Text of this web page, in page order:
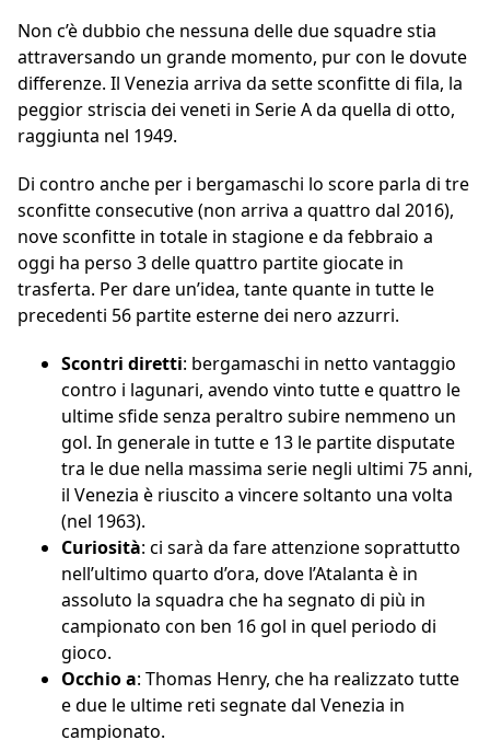
Non c’è dubbio che nessuna delle due squadre stia
attraversando un grande momento, pur con le dovute
differenze. Il Venezia arriva da sette sconfitte di fila, la
peggior striscia dei veneti in Serie A da quella di otto,
raggiunta nel 1949.
Di contro anche per i bergamaschi lo score parla di tre
sconfitte consecutive (non arriva a quattro dal 2016),
nove sconfitte in totale in stagione e da febbraio a
oggi ha perso 3 delle quattro partite giocate in
trasferta. Per dare un’idea, tante quante in tutte le
precedenti 56 partite esterne dei nero azzurri.
Scontri diretti: bergamaschi in netto vantaggio
contro i lagunari, avendo vinto tutte e quattro le
ultime sfide senza peraltro subire nemmeno un
gol. In generale in tutte e 13 le partite disputate
tra le due nella massima serie negli ultimi 75 anni,
il Venezia è riuscito a vincere soltanto una volta
(nel 1963).
Curiosità: ci sarà da fare attenzione soprattutto
nell’ultimo quarto d’ora, dove l’Atalanta è in
assoluto la squadra che ha segnato di più in
campionato con ben 16 gol in quel periodo di
gioco.
Occhio a: Thomas Henry, che ha realizzato tutte
e due le ultime reti segnate dal Venezia in
campionato.